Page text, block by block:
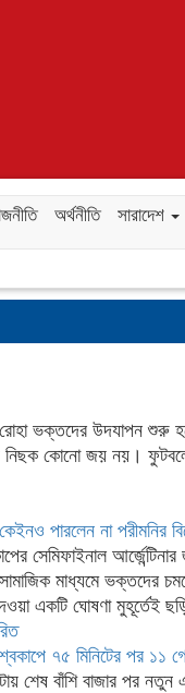
অর্থনীতি সারাদেশ
রোহা ভক্তদের উদযাপন শুরু
নিছক কোনো জয় নয়।
কেইনও পারলেন না পরীমনির
সেমিফাইনাল
মাধ্যমে ভক্তদের
একটি ঘোষণা মুহূর্তেই
৭৫ মিনিটের পর ১১
শেষ বাঁশি বাজার পর